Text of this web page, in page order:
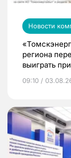
Новости
региона
выиграть
09:10 /